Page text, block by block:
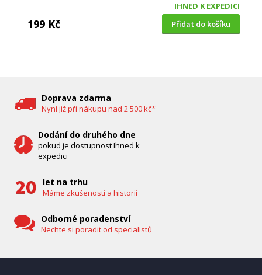
IHNED K EXPEDICI
199 Kč Přidat do košíku
Doprava zdarma
Nyní již při nákupu nad 2 500 kč*
Dodání do druhého dne
pokud je dostupnost Ihned k
expedici
let na trhu
Máme zkušenosti a historii
Odborné poradenství
Nechte si poradit od specialistů